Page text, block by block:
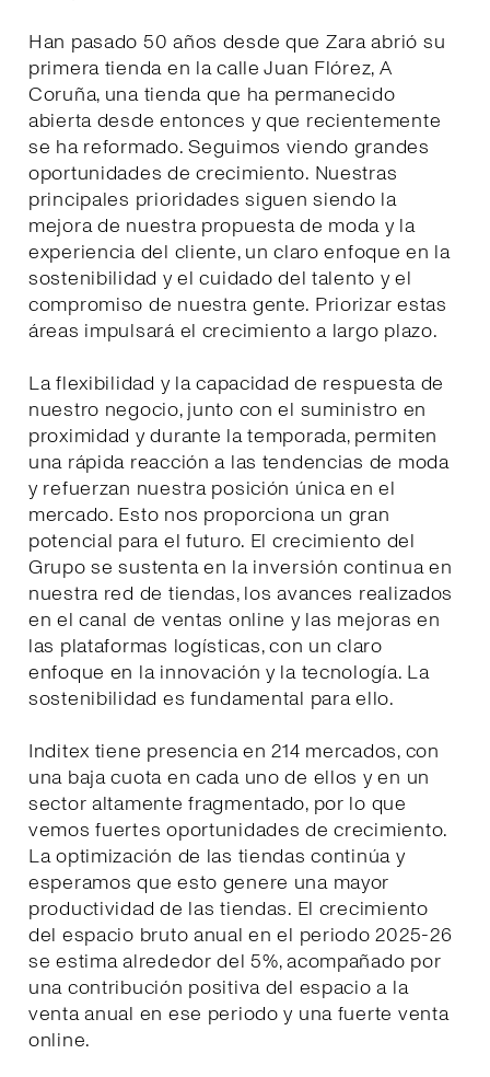
Han pasado 50 años desde que Zara abrió su
primera tienda en la calle Juan Flórez, A
Coruña, una tienda que ha permanecido
abierta desde entonces y que recientemente
se ha reformado. Seguimos viendo grandes
oportunidades de crecimiento. Nuestras
principales prioridades siguen siendo la
mejora de nuestra propuesta de moda y la
experiencia del cliente, un claro enfoque en la
sostenibilidad y el cuidado del talento y el
compromiso de nuestra gente. Priorizar estas
áreas impulsará el crecimiento a largo plazo.
La flexibilidad y la capacidad de respuesta de
nuestro negocio, junto con el suministro en
proximidad y durante la temporada, permiten
una rápida reacción a las tendencias de moda
y refuerzan nuestra posición única en el
mercado. Esto nos proporciona un gran
potencial para el futuro. El crecimiento del
Grupo se sustenta en la inversión continua en
nuestra red de tiendas, los avances realizados
en el canal de ventas online y las mejoras en
las plataformas logísticas, con un claro
enfoque en la innovación y la tecnología. La
sostenibilidad es fundamental para ello.
Inditex tiene presencia en 214 mercados, con
una baja cuota en cada uno de ellos y en un
sector altamente fragmentado, por lo que
vemos fuertes oportunidades de crecimiento.
La optimización de las tiendas continúa y
esperamos que esto genere una mayor
productividad de las tiendas. El crecimiento
del espacio bruto anual en el periodo 2025-26
se estima alrededor del 5%, acompañado por
una contribución positiva del espacio a la
venta anual en ese periodo y una fuerte venta
online.